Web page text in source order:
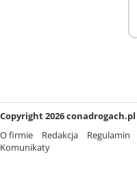
Copyright 2026 conadrogach.pl
O firmie
Redakcja Regulamin
Komunikaty